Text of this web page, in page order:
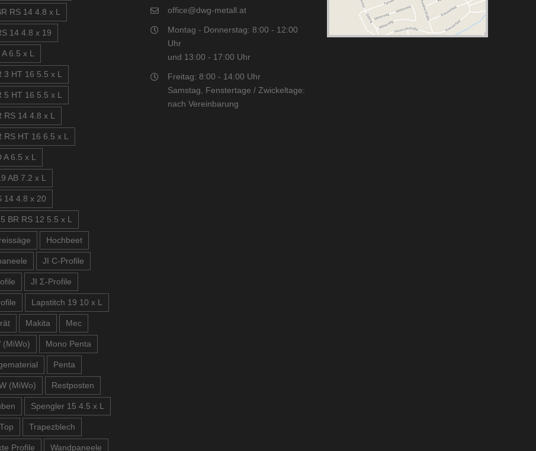
RS 14 4.8 x L
14 4.8 x 19
A 6.5 x L
3 HT 16 5.5 x L
5 HT 16 5.5 x L
RS 14 4.8 x L
RS HT 16 6.5 x L
A 6.5 x L
AB 7.2 x L
14 4.8 x 20
BR RS 12 5.5 x L
Hochbeet
JI C-Profile
JI Σ-Profile
Lapstitch 19 10 x L
Makita Mec
(MiWo) Mono Penta
Penta
(MiWo) Restposten
Spengler 15 4.5 x L
Trapezblech
Profile Wandpaneele
office@dwg-metall.at
Montag - Donnerstag: 8:00 - 12:00
Uhr
und 13:00 - 17:00 Uhr
Freitag: 8:00 - 14:00 Uhr
Samstag, Fenstertage / Zwickeltage:
nach Vereinbarung